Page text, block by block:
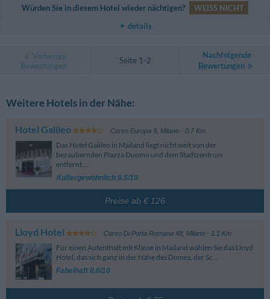
Würden Sie in diesem Hotel wieder nächtigen?
WEISS NICHT
details
Seite 1-2
Nachfolgende
Bewertungen
Weitere Hotels in der Nähe:
Hotel Galileo Corso Europa 9, Milano- 0.7 Km
Das Hotel Galileo in Mailand liegt nicht weit von der
bezaubernden Piazza Duomo und dem Stadtzentrum
entfernt....
Außergewöhnlich 9.5/10
Preise ab € 126
Lloyd Hotel Corso Di Porta Romana 48, Milano- 1.1 Km
Für einen Aufenthalt mit Klasse in Mailand wählen Sie das Lloyd
Hotel, das sich ganz in der Nähe des Domes, der Sc...
Fabelhaft 8.6/10